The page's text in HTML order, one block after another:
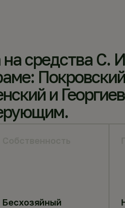
средства С.
и
Бесхозяйный